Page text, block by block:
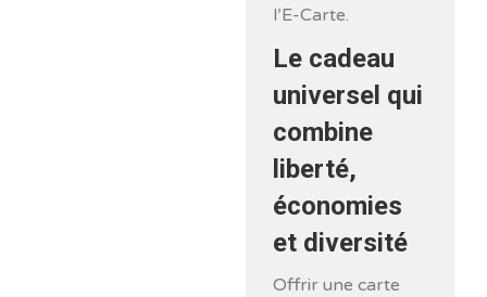
l’E-Carte.
Le cadeau
universel qui
combine
liberté,
économies
et diversité
Offrir une carte